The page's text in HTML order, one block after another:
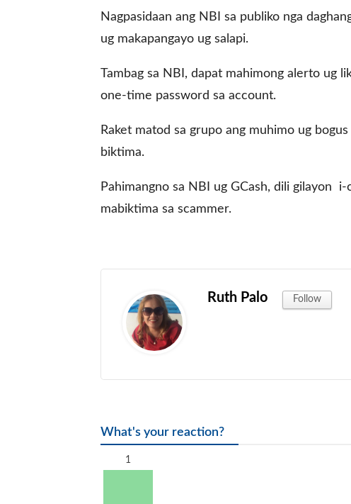
Nagpasidaan ang NBI sa publiko nga
ug makapangayo ug salapi.
Tambag sa NBI, dapat mahimong alerto ug
one-time password sa account.
Raket matod sa grupo ang muhimo ug
biktima.
Pahimangno sa NBI ug GCash, dili gilayon
mabiktima sa scammer.
Ruth Palo Follow
What's your reaction?
1